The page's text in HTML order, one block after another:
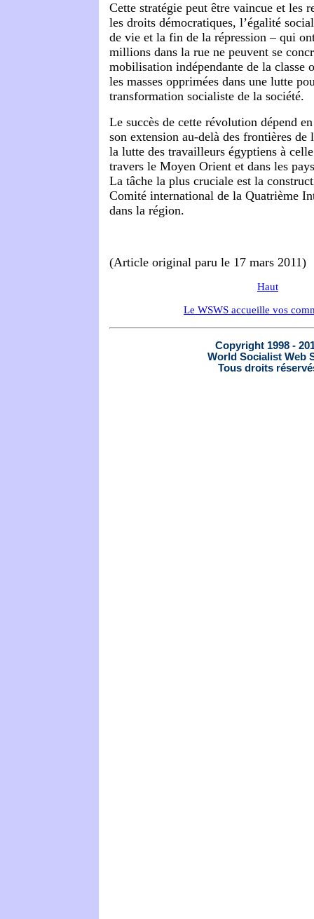
Cette stratégie peut être vaincue et les
les droits démocratiques, l’égalité
de vie et la fin de la répression – qui
millions dans la rue ne peuvent se
mobilisation indépendante de la classe
les masses opprimées dans une lutte
transformation socialiste de la société.
Le succès de cette révolution dépend
son extension au-delà des frontières de
la lutte des travailleurs égyptiens à
travers le Moyen Orient et dans les
La tâche la plus cruciale est la
Comité international de la Quatrième
dans la région.
(Article original paru le 17 mars 2011)
Haut
Le WSWS accueille vos
Copyright 1998 -
World Socialist Web
Tous droits